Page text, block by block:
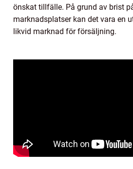
önskat tillfälle. På grund av brist
marknadsplatser kan det vara en
likvid marknad för försäljning.